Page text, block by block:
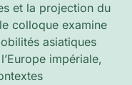
et la projection du
colloque examine
asiatiques
impériale,